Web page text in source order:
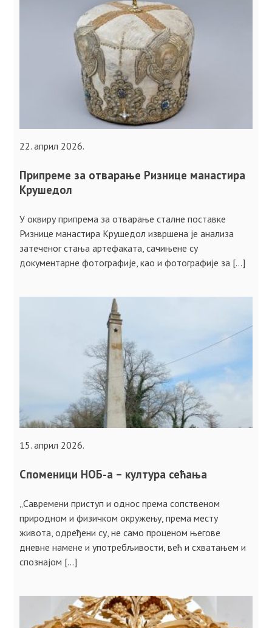
22. април 2026.
Припреме за отварање Ризнице манастира
Крушедол
У оквиру припрема за отварање сталне поставке
Ризнице манастира Крушедол извршена је анализа
затеченог стања артефаката, сачињене су
документарне фотографије, као и фотографије за […]
15. април 2026.
Споменици НОБ-а – култура сећања
„Савремени приступ и однос према сопственом
природном и физичком окружењу, према месту
живота, одређени су, не само проценом његове
дневне намене и употребљивости, већ и схватањем и
спознајом […]